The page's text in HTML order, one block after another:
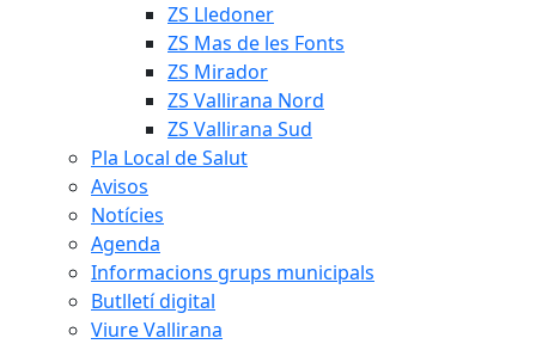
ZS Lledoner
ZS Mas de les Fonts
ZS Mirador
ZS Vallirana Nord
ZS Vallirana Sud
Pla Local de Salut
Avisos
Notícies
Agenda
Informacions grups municipals
Butlletí digital
Viure Vallirana